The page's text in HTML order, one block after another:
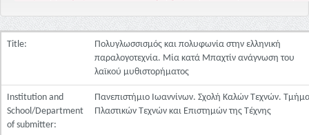
Title:
Πολυγλωσσισμός και πολυφωνία στην ελληνική
παραλογοτεχνία. Mία κατά Mπαχτίν ανάγνωση του
λαϊκού μυθιστορήματος
Institution and
School/Department
of submitter:
Πανεπιστήμιο Ιωαννίνων. Σχολή Καλών Τεχνών.
Πλαστικών Τεχνών και Επιστημών της Τέχνης